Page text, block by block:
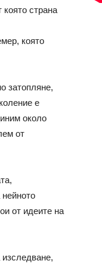
страна
която
затопляне,
е
около
от
от идеите на